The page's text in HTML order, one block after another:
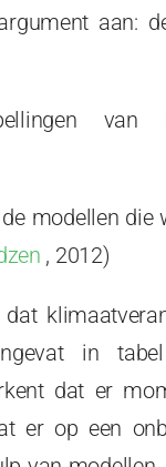
aan:
van
modellen die
, 2012)
in
dat er
er op een